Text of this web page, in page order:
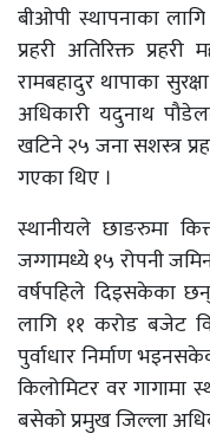
बीओपी स्थापनाका
प्रहरी अतिरिक्त प्रहरी
रामबहादुर थापाका
अधिकारी यदुनाथ
खटिने २५ जना सशस्त्र
गएका थिए ।
स्थानीयले छाङरुमा
जग्गामध्ये १५ रोपनी
वर्षपहिले दिइसकेका
लागि ११ करोड बजेट
पुर्वाधार निर्माण
किलोमिटर वर गागामा
बसेको प्रमुख जिल्ला